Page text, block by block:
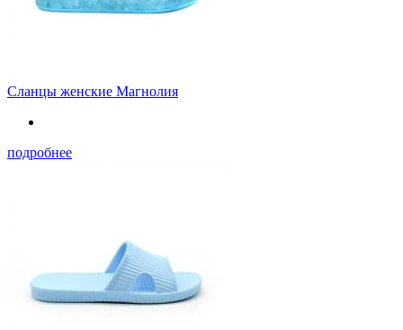
Сланцы женские Магнолия
подробнее